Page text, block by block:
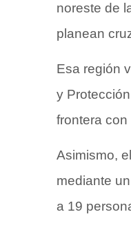
noreste de
planean
Esa región
y
frontera
Asimismo,
mediante
a 19